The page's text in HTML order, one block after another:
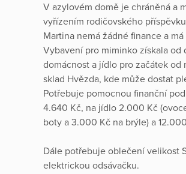
V azylovém domě je chráněná a
vyřízením rodičovského
Martina nemá žádné finance a
Vybavení pro miminko získala
domácnost a jídlo pro začátek
sklad Hvězda, kde může dostat
Potřebuje pomocnou finanční
4.640 Kč, na jídlo 2.000 Kč
boty a 3.000 Kč na brýle) a
Dále potřebuje oblečení velikost
elektrickou odsávačku.